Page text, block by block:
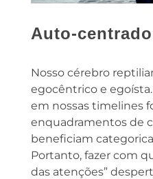
Auto-centrado
Nosso cérebro
egocêntrico e
em nossas timelines
enquadramentos de
beneficiam
Portanto, fazer com
das atenções”